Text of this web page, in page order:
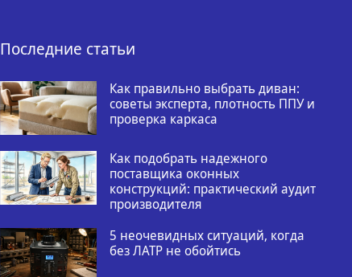
Последние статьи
Как правильно выбрать диван:
советы эксперта, плотность ППУ и
проверка каркаса
Как подобрать надежного
поставщика оконных
конструкций: практический аудит
производителя
5 неочевидных ситуаций, когда
без ЛАТР не обойтись